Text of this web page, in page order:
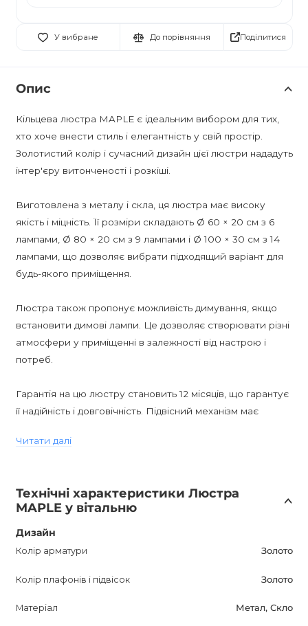
У вибране До порівняння Поділитися
Опис
Кільцева люстра MAPLE є ідеальним вибором для тих,
хто хоче внести стиль і елегантність у свій простір.
Золотистий колір і сучасний дизайн цієї люстри нададуть
інтер'єру витонченості і розкіші.
Виготовлена з металу і скла, ця люстра має високу
якість і міцність. Її розміри складають Ø 60 × 20 см з 6
лампами, Ø 80 × 20 см з 9 лампами і Ø 100 × 30 см з 14
лампами, що дозволяє вибрати підходящий варіант для
будь-якого приміщення.
Люстра також пропонує можливість димування, якщо
встановити димові лампи. Це дозволяє створювати різні
атмосфери у приміщенні в залежності від настрою і
потреб.
Гарантія на цю люстру становить 12 місяців, що гарантує
її надійність і довговічність. Підвісний механізм має
люстри відповідно до стелі.
освітлення, який доступний для покупки в Україні.
Інтернет-магазин AnzAzo, який пропонує дизайнерське
освітлення, забезпечує доставку по всій Україні з
найкращими цінами та знижками.
Ця кільцева люстра чудово підходить для різних
оснащена цоколем G9, що забезпечує простоту
Читати далі
Технічні характеристики Люстра
MAPLE у вітальню
Дизайн
Колір арматури Золото
Колір плафонів і підвісок Золото
Матеріал Метал, Скло